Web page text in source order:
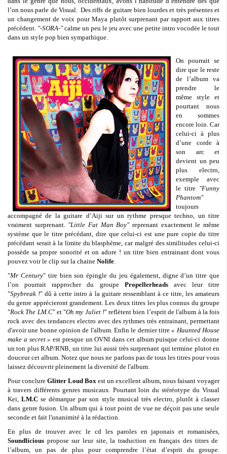
l’on nous parle de Visual. Des riffs de guitare bien lourdes et très présentes et
un changement de voix pour Maya plutôt surprenant par rapport aux titres
précédent. "-SORA-"calme un peu le jeu avec une petite intro vocodée le tout
dans un style pop bien sympathique.
On pourrait se
dire que le reste
de l’album va
prendre le
même style et
pourtant nous
en sommes
encore loin. Car
celui-ci à plus
d’une corde à
son arc et
devient un peu
plus electro,
exemple avec
le titre "Funny
Phantom"
toujours
accompagné de la guitare d’Aiji sur un rythme presque techno, un titre
vraiment surprenant. "Little Fat Man Boy"reprenant exactement le même
système que le titre précédant, dire que celui-ci est une pure copie du titre
précédant serait à la limite du blasphème, car malgré des similitudes celui-ci
possède sa propre sonorité et on adore ! un titre bien entrainant dont vous
pouvez voir le clip sur la chaine Nolife.
"Mr Century" tire bien son épingle du jeu également, digne d’un titre que
l’on pourrait rapprocher du groupe Propellerheadsavec leur titre
"Spybreak !" dû à cette intro à la guitare ressemblant à ce titre, les amateurs
du genre apprécieront grandement. Les deux titres les plus connus du groupe
"Rock The LM.C" et "Oh my Juliet !" reflètent bien l’esprit de l'album à la fois
rock avec des tendances electro avec des rythmes très entrainant, permettant
d'avoir une bonne opinion de l'album. Enfin le dernier titre« Haunted House
make a secret » est presque un OVNI dans cet album puisque celui-ci donne
un ton plus RAP/RNB, un titre lui aussi très surprenant qui termine plutot en
douceur cet album. Notez que nous ne parlons pas de tous les titres pour vous
laissez découvrir pleinement la diversité de l'album.
Pour conclure Glitter Loud Box est un excellent album, nous faisant voyager
à travers différents genres musicaux. Pourtant loin du stéréotype du Visual
Kei,LM.C se démarque par son style musical très electro, plutôt à classer
dans genre fusion. Un album qui à tout point de vue ne déçoit pas une seule
seconde et fait l'unanimité à la rédaction.
En plus de trouver avec le cd les paroles en japonais et romanisées,
Soundlicious propose sur leur site, la traduction en français des titres de
l’album, un pas de plus pour comprendre l’état d’esprit du groupe.